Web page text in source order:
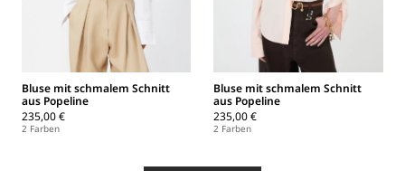
Bluse mit schmalem Schnitt
aus Popeline
235,00 €
2 Farben
Bluse mit schmalem Schnitt
aus Popeline
235,00 €
2 Farben